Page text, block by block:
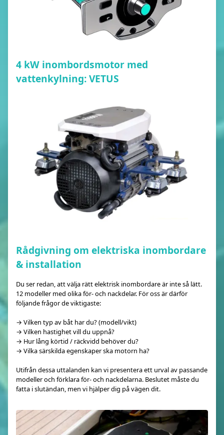
4 kW inombordsmotor med
vattenkylning: VETUS
Rådgivning om elektriska inombordare
& installation
Du ser redan, att välja rätt elektrisk inombordare är inte så lätt.
12 modeller med olika för- och nackdelar. För oss är därför
följande frågor de viktigaste:
→ Vilken typ av båt har du? (modell/vikt)
→ Vilken hastighet vill du uppnå?
→ Hur lång körtid / räckvidd behöver du?
→ Vilka särskilda egenskaper ska motorn ha?
Utifrån dessa uttalanden kan vi presentera ett urval av passande
modeller och förklara för- och nackdelarna. Beslutet måste du
fatta i slutändan, men vi hjälper dig på vägen dit.